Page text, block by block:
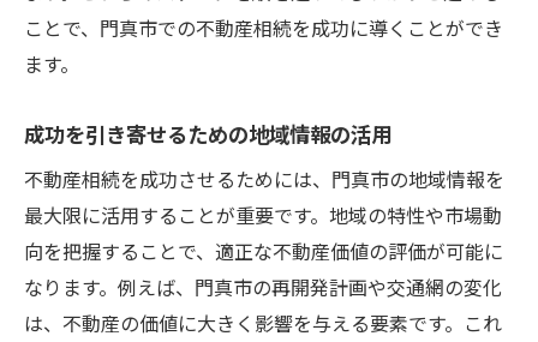
法律トラブルを未然に防ぐための方法
実際の相続事例から学ぶ成功の秘訣
ことで、門真市での不動産相続を成功に導くことができ
ます。
成功を引き寄せるための地域情報の活用
不動産相続を成功させるためには、門真市の地域情報を
最大限に活用することが重要です。地域の特性や市場動
向を把握することで、適正な不動産価値の評価が可能に
なります。例えば、門真市の再開発計画や交通網の変化
は、不動産の価値に大きく影響を与える要素です。これ